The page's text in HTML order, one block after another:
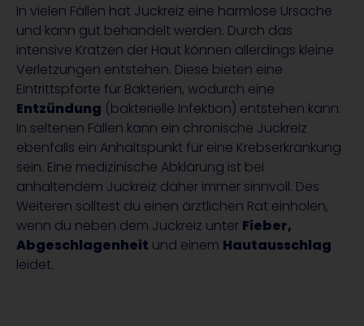
In vielen Fällen hat Juckreiz eine harmlose Ursache
und kann gut behandelt werden. Durch das
intensive Kratzen der Haut können allerdings kleine
Verletzungen entstehen. Diese bieten eine
Eintrittspforte für Bakterien, wodurch eine
Entzündung (bakterielle Infektion) entstehen kann.
In seltenen Fällen kann ein chronische Juckreiz
ebenfalls ein Anhaltspunkt für eine Krebserkrankung
sein. Eine medizinische Abklärung ist bei
anhaltendem Juckreiz daher immer sinnvoll. Des
Weiteren solltest du einen ärztlichen Rat einholen,
wenn du neben dem Juckreiz unter Fieber,
Abgeschlagenheit und einem Hautausschlag
leidet.